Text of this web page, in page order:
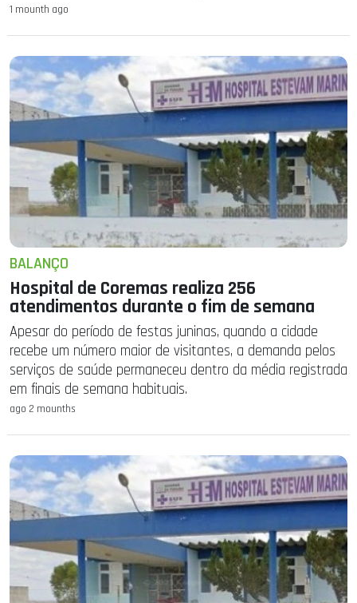
1 mounth ago
BALANÇO
Hospital de Coremas realiza 256
atendimentos durante o fim de semana
Apesar do período de festas juninas, quando a cidade
recebe um número maior de visitantes, a demanda pelos
serviços de saúde permaneceu dentro da média registrada
em finais de semana habituais.
ago 2 mounths